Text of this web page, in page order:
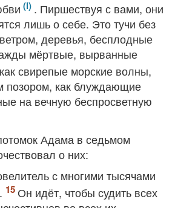
. Пиршествуя с вами, они
лишь о себе. Это тучи без
деревья, бесплодные
мёртвые, вырванные
свирепые морские волны,
позором, как блуждающие
на вечную беспросветную
Адама в седьмом
о них:
с многими тысячами
Он идёт, чтобы судить всех